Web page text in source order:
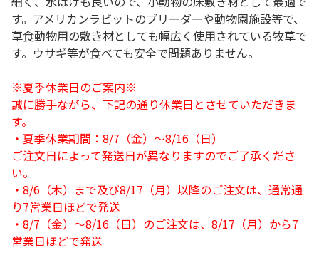
す。アメリカンラビットのブリーダーや動物園施設等で、
草食動物用の敷き材としても幅広く使用されている牧草で
す。ウサギ等が食べても安全で問題ありません。
※夏季休業日のご案内※
誠に勝手ながら、下記の通り休業日とさせていただきま
す。
・夏季休業期間：8/7（金）～8/16（日）
ご注文日によって発送日が異なりますのでご了承くださ
い。
・8/6（木）まで及び8/17（月）以降のご注文は、通常通
り7営業日ほどで発送
・8/7（金）～8/16（日）のご注文は、8/17（月）から7
営業日ほどで発送